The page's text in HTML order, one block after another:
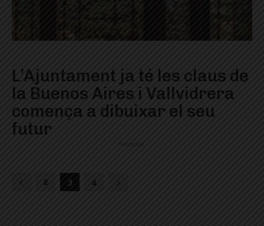
L’Ajuntament ja té les claus de
la Buenos Aires i Vallvidrera
comença a dibuixar el seu
futur
Publicitat
2 3 4